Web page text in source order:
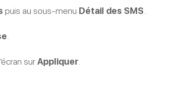
puis au sous-menu Détail des SMS
surAppliquer